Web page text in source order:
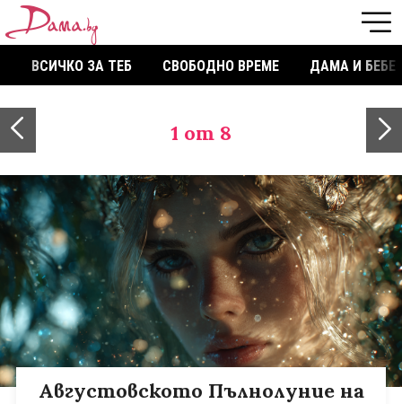
ВСИЧКО ЗА ТЕБ СВОБОДНО ВРЕМЕ ДАМА И БЕБЕ
1 от 8
Августовското Пълнолуние на